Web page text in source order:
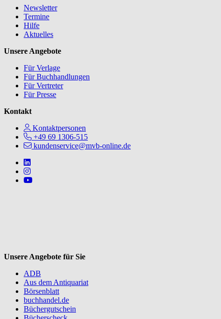
Newsletter
Termine
Hilfe
Aktuelles
Unsere Angebote
Für Verlage
Für Buchhandlungen
Für Vertreter
Für Presse
Kontakt
Kontaktpersonen
+49 69 1306-515
kundenservice@mvb-online.de
Follow us on https://www.linkedin.com/company/mvbbooks
Follow us on https://www.instagram.com/lifeatmvb/
Follow us on https://www.youtube.com/@mvbbooks
Unsere Angebote für Sie
ADB
Aus dem Antiquariat
Börsenblatt
buchhandel.de
Büchergutschein